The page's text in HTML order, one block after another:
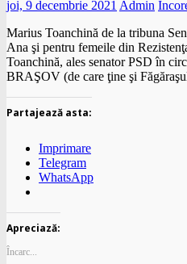
joi, 9 decembrie 2021 Admin
Marius Toanchină de la tribuna
Ana şi pentru femeile din
Toanchină, ales senator PSD în
BRAŞOV (de care ţine şi
Partajează asta:
Imprimare
Telegram
WhatsApp
Apreciază:
Încarc...